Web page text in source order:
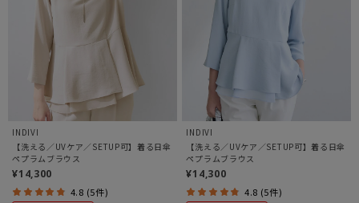
INDIVI
【洗える／UVケア／SETUP可】着る日傘
ペプラムブラウス
¥14,300
4.8 (5件)
INDIVI
【洗える／UVケア／SETUP可】着る日傘
ペプラムブラウス
¥14,300
4.8 (5件)